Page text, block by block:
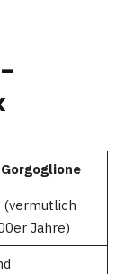
(vermutlich
Jahre)